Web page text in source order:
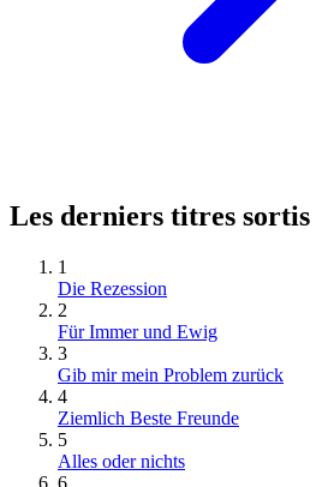
Les derniers titres sortis
1
Die Rezession
2
Für Immer und Ewig
3
Gib mir mein Problem zurück
4
Ziemlich Beste Freunde
5
Alles oder nichts
6